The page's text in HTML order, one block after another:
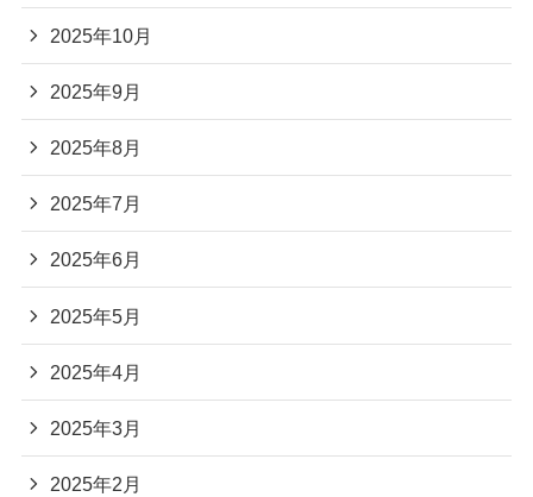
2025年10月
2025年9月
2025年8月
2025年7月
2025年6月
2025年5月
2025年4月
2025年3月
2025年2月